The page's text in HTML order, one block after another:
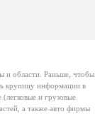
и области. Раньше, чтобы
крупицу информации в
и грузовые
а также авто фирмы